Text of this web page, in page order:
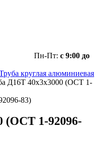
Пн-Пт: с 9:00 до
круглая алюминиевая
Д16Т 40х3х3000 (ОСТ 1-
(ОСТ 1-92096-